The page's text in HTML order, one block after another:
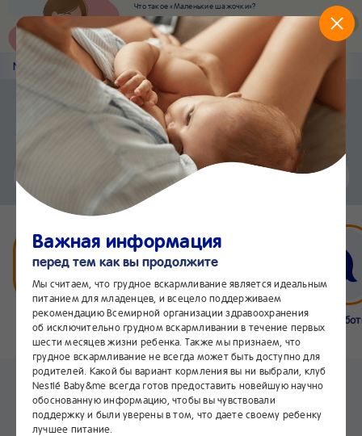
Что такое «Маленькие шажочки»?
Наш новый суперсервис для отслеживания
развития вашего малыша
Попробовать сейчас
Nestlé Baby &me Статьи
Приложение Nestlé Baby&me
Еще быстрее и удобнее
Установить
Чат24/7
Бейбимания Что нового
Интернет-
магазин
Линия
24/7
Антиоксиданты в продуктах
питания
Важная информация
перед тем как вы продолжите
Мы считаем, что грудное вскармливание является идеальным
питанием для младенцев, и всецело поддерживаем
рекомендацию Всемирной организации здравоохранения
об исключительно грудном вскармливании в течение первых
шести месяцев жизни ребенка. Также мы признаем, что
грудное вскармливание не всегда может быть доступно для
родителей. Какой бы вариант кормления вы ни выбрали, клуб
Nestlé Baby&me всегда готов предоставить новейшую научно
обоснованную информацию, чтобы вы чувствовали
поддержку и были уверены в том, что даете своему ребенку
лучшее питание.